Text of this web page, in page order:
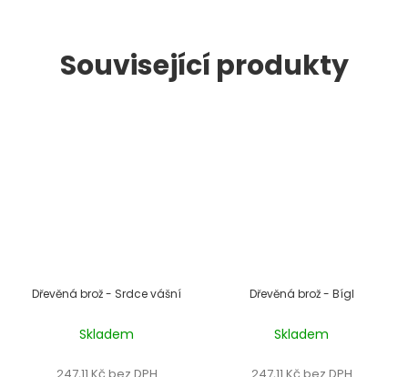
Související produkty
Dřevěná brož - Srdce vášní
Skladem
Dřevěná brož - Bígl
Skladem